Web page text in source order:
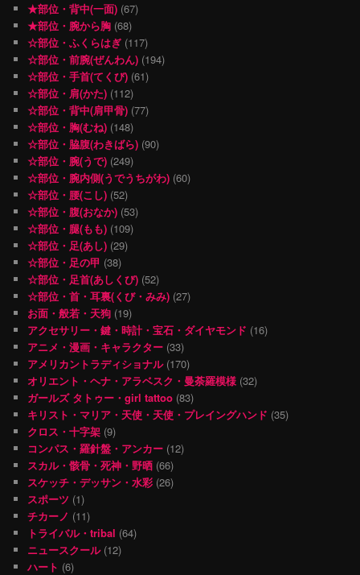
★部位・背中(一面) (67)
★部位・腕から胸 (68)
☆部位・ふくらはぎ (117)
☆部位・前腕(ぜんわん) (194)
☆部位・手首(てくび) (61)
☆部位・肩(かた) (112)
☆部位・背中(肩甲骨) (77)
☆部位・胸(むね) (148)
☆部位・脇腹(わきばら) (90)
☆部位・腕(うで) (249)
☆部位・腕内側(うでうちがわ) (60)
☆部位・腰(こし) (52)
☆部位・腹(おなか) (53)
☆部位・腿(もも) (109)
☆部位・足(あし) (29)
☆部位・足の甲 (38)
☆部位・足首(あしくび) (52)
☆部位・首・耳裏(くび・みみ) (27)
お面・般若・天狗 (19)
アクセサリー・鍵・時計・宝石・ダイヤモンド (16)
アニメ・漫画・キャラクター (33)
アメリカントラディショナル(170)
オリエント・ヘナ・アラベスク・曼荼羅模様 (32)
ガールズ タトゥー・girl tattoo (83)
キリスト・マリア・天使・天使・プレイングハンド (35)
クロス・十字架 (9)
コンパス・羅針盤・アンカー (12)
スカル・骸骨・死神・野晒 (66)
スケッチ・デッサン・水彩 (26)
スポーツ (1)
チカーノ (11)
トライバル・tribal (64)
ニュースクール(12)
ハート (6)